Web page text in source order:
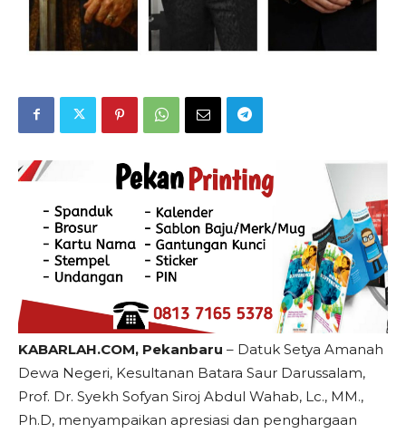
KABARLAH.COM, Pekanbaru – Datuk Setya Amanah
Dewa Negeri, Kesultanan Batara Saur Darussalam,
Prof. Dr. Syekh Sofyan Siroj Abdul Wahab, Lc., MM.,
Ph.D, menyampaikan apresiasi dan penghargaan